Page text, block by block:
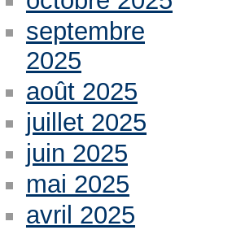
septembre
2025
août 2025
juillet 2025
juin 2025
mai 2025
avril 2025